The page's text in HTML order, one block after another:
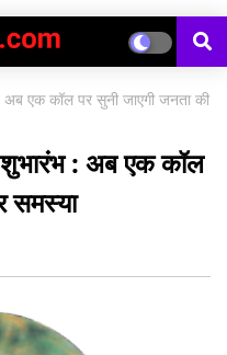
एक कॉल पर सुनी जाएगी जनता की
: अब एक कॉल
समस्या